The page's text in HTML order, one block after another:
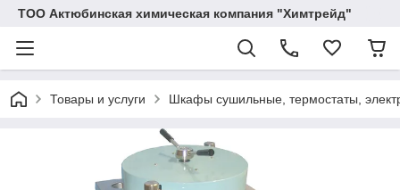
ТОО Актюбинская химическая компания "Химтрейд"
Товары и услуги Шкафы сушильные, термостаты,